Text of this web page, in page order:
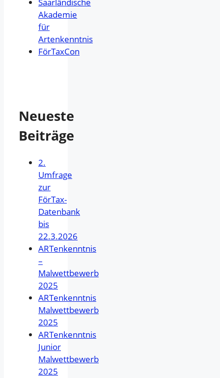
Akademie
für
Artenkenntnis
FörTaxCon
Neueste
Beiträge
2.
Umfrage
zur
FörTax-
Datenbank
bis
22.3.2026
ARTenkenntnis
–
Malwettbewerb
2025
ARTenkenntnis
Malwettbewerb
2025
ARTenkenntnis
Junior
Malwettbewerb
2025